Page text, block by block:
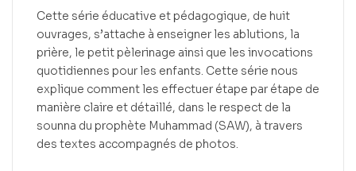
Cette série éducative et pédagogique, de huit
ouvrages, s’attache à enseigner les ablutions, la
prière, le petit pèlerinage ainsi que les invocations
quotidiennes pour les enfants. Cette série nous
explique comment les effectuer étape par étape de
manière claire et détaillé, dans le respect de la
sounna du prophète Muhammad (SAW), à travers
des textes accompagnés de photos.